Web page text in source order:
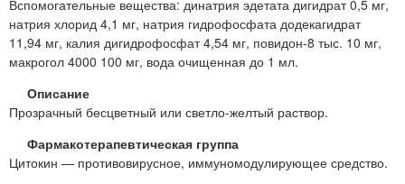
Вспомогательные вещества: динатрия эдетата дигидрат 0,5 мг,
натрия хлорид 4,1 мг, натрия гидрофосфата додекагидрат
11,94 мг, калия дигидрофосфат 4,54 мг, повидон-8 тыс. 10 мг,
макрогол 4000 100 мг, вода очищенная до 1 мл.
Описание
Прозрачный бесцветный или светло-желтый раствор.
Фармакотерапевтическая группа
Цитокин — противовирусное, иммуномодулирующее средство.